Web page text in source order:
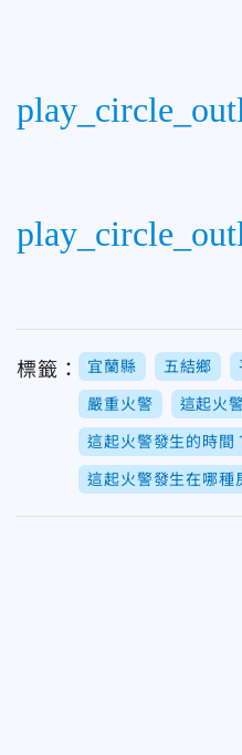
標籤： 宜蘭縣 五結鄉
嚴重火警 這起火
這起火警發生的時間
這起火警發生在哪種